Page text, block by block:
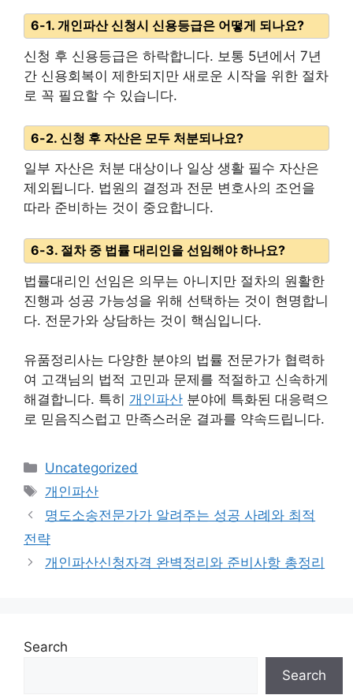
6-1. 개인파산 신청시 신용등급은 어떻게 되나요?
신청 후 신용등급은 하락합니다. 보통 5년에서 7년
간 신용회복이 제한되지만 새로운 시작을 위한 절차
로 꼭 필요할 수 있습니다.
6-2. 신청 후 자산은 모두 처분되나요?
일부 자산은 처분 대상이나 일상 생활 필수 자산은
제외됩니다. 법원의 결정과 전문 변호사의 조언을
따라 준비하는 것이 중요합니다.
6-3. 절차 중 법률 대리인을 선임해야 하나요?
법률대리인 선임은 의무는 아니지만 절차의 원활한
진행과 성공 가능성을 위해 선택하는 것이 현명합니
다. 전문가와 상담하는 것이 핵심입니다.
유품정리사는 다양한 분야의 법률 전문가가 협력하
여 고객님의 법적 고민과 문제를 적절하고 신속하게
해결합니다. 특히 개인파산 분야에 특화된 대응력으
로 믿음직스럽고 만족스러운 결과를 약속드립니다.
Categories
Uncategorized
Tags
개인파산
명도소송전문가가 알려주는 성공 사례와 최적
전략
개인파산신청자격 완벽정리와 준비사항 총정리
Search
Search